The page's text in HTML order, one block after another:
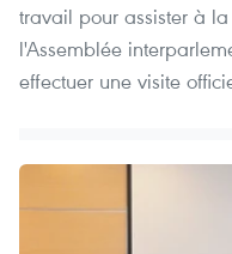
travail pour assister à
l'Assemblée
effectuer une visite